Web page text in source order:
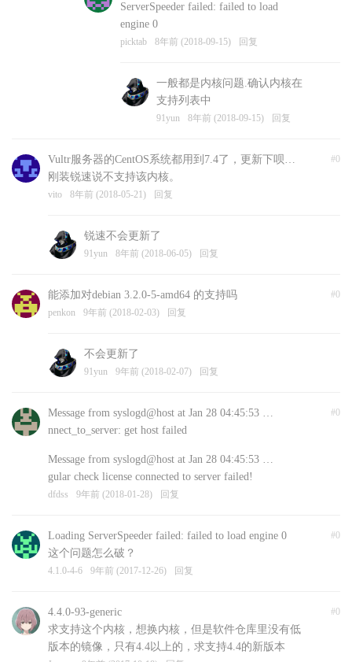
ServerSpeeder failed: failed to load
engine 0
picktab 8年前 (2018-09-15) 回复
一般都是内核问题.确认内核在
支持列表中
91yun 8年前 (2018-09-15) 回复
#0
Vultr服务器的CentOS系统都用到7.4了，更新下呗…
刚装锐速说不支持该内核。
vito 8年前 (2018-05-21) 回复
锐速不会更新了
91yun 8年前 (2018-06-05) 回复
#0
能添加对debian 3.2.0-5-amd64 的支持吗
penkon 9年前 (2018-02-03) 回复
不会更新了
91yun 9年前 (2018-02-07) 回复
#0
Message from syslogd@host at Jan 28 04:45:53 …
nnect_to_server: get host failed
Message from syslogd@host at Jan 28 04:45:53 …
gular check license connected to server failed!
dfdss 9年前 (2018-01-28) 回复
#0
Loading ServerSpeeder failed: failed to load engine 0
这个问题怎么破？
4.1.0-4-6 9年前 (2017-12-26) 回复
#0
4.4.0-93-generic
求支持这个内核，想换内核，但是软件仓库里没有低
版本的镜像，只有4.4以上的，求支持4.4的新版本